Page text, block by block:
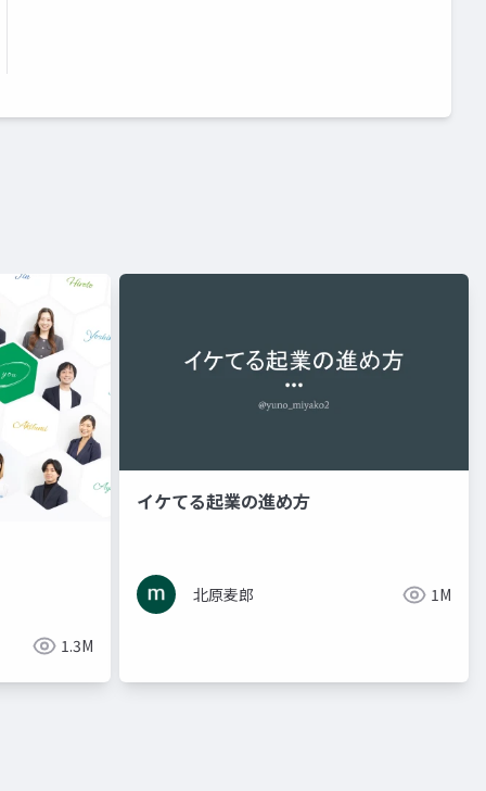
1.3M
イケてる起業の進め方
北原麦郎 1M